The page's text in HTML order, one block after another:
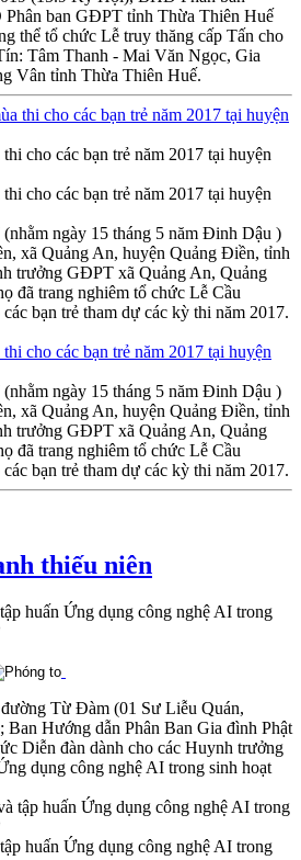
ban GĐPT tỉnh Thừa Thiên Huế
thể tổ chức Lễ truy thăng cấp Tấn cho
Tâm Thanh - Mai Văn Ngọc, Gia
Vân tỉnh Thừa Thiên Huế.
cho các bạn trẻ năm 2017 tại huyện
cho các bạn trẻ năm 2017 tại huyện
ngày 15 tháng 5 năm Đinh Dậu )
xã Quảng An, huyện Quảng Điền, tỉnh
trưởng GĐPT xã Quảng An, Quảng
đã trang nghiêm tổ chức Lễ Cầu
bạn trẻ tham dự các kỳ thi năm 2017.
cho các bạn trẻ năm 2017 tại huyện
ngày 15 tháng 5 năm Đinh Dậu )
xã Quảng An, huyện Quảng Điền, tỉnh
trưởng GĐPT xã Quảng An, Quảng
đã trang nghiêm tổ chức Lễ Cầu
bạn trẻ tham dự các kỳ thi năm 2017.
thiếu niên
huấn Ứng dụng công nghệ AI trong
Từ Đàm (01 Sư Liễu Quán,
Hướng dẫn Phân Ban Gia đình Phật
Diễn đàn dành cho các Huynh trưởng
dụng công nghệ AI trong sinh hoạt
huấn Ứng dụng công nghệ AI trong